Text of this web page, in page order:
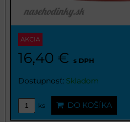
AKCIA
16,40 € s DPH
Dostupnosť: Skladom
ks DO KOŠÍKA